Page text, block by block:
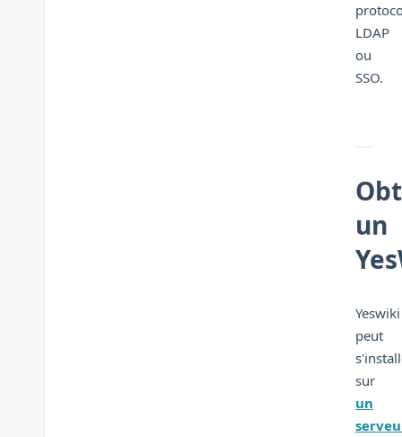
LDAP
ou
SSO.
un
Yeswiki
peut
sur
un